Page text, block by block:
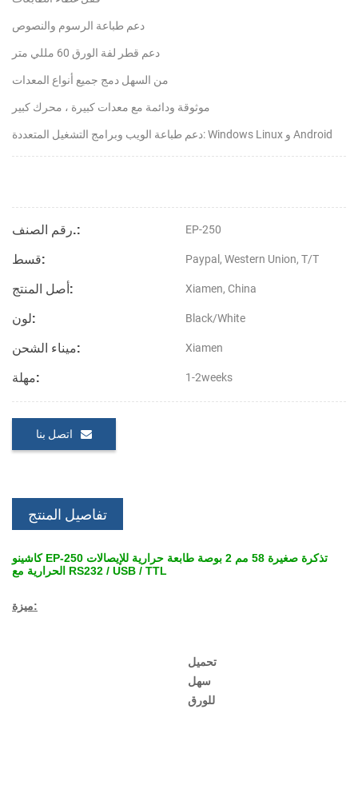
دعم طباعة الرسوم والنصوص
دعم قطر لفة الورق 60 مللي متر
من السهل دمج جميع أنواع المعدات
موثوقة ودائمة مع معدات كبيرة ، محرك كبير
دعم طباعة الويب وبرامج التشغيل المتعددة: Windows Linux و Android
رقم الصنف.: EP-250
قسط: Paypal, Western Union, T/T
أصل المنتج: Xiamen, China
لون: Black/White
ميناء الشحن: Xiamen
مهلة: 1-2weeks
اتصل بنا
تفاصيل المنتج
كاشينو EP-250 تذكرة صغيرة 58 مم 2 بوصة طابعة حرارية للإيصالات
الحرارية مع RS232 / USB / TTL
ميزة:
تحميل
سهل
للورق